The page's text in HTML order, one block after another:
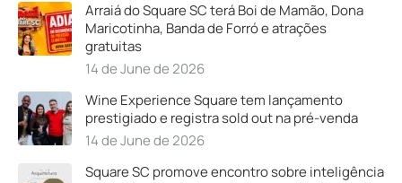
Arraiá do Square SC terá Boi de Mamão, Dona
Maricotinha, Banda de Forró e atrações
gratuitas
14 de June de 2026
Wine Experience Square tem lançamento
prestigiado e registra sold out na pré-venda
14 de June de 2026
Square SC promove encontro sobre inteligência